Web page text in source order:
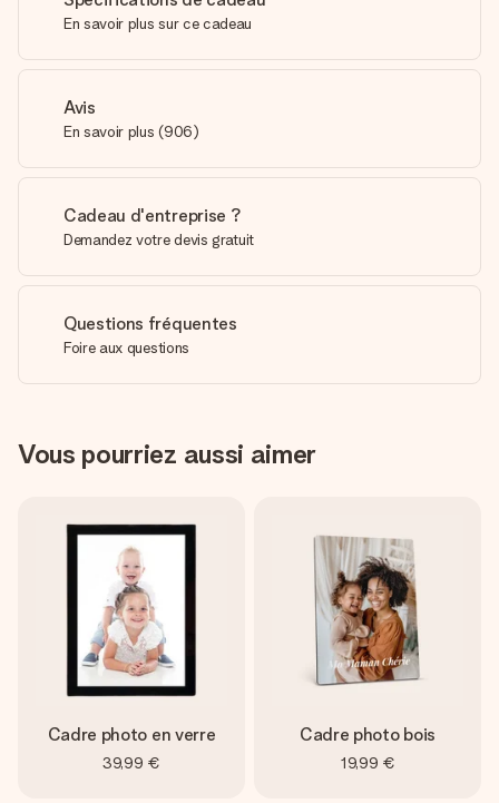
En savoir plus sur ce cadeau
Avis
En savoir plus (906)
Cadeau d'entreprise ?
Demandez votre devis gratuit
Questions fréquentes
Foire aux questions
Vous pourriez aussi aimer
Cadre photo en verre
39,99 €
Cadre photo bois
19,99 €